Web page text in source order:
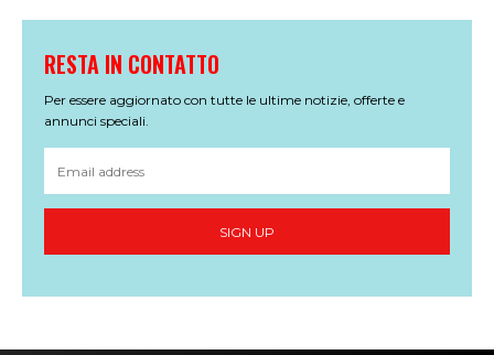
RESTA IN CONTATTO
Per essere aggiornato con tutte le ultime notizie, offerte e
annunci speciali.
SIGN UP